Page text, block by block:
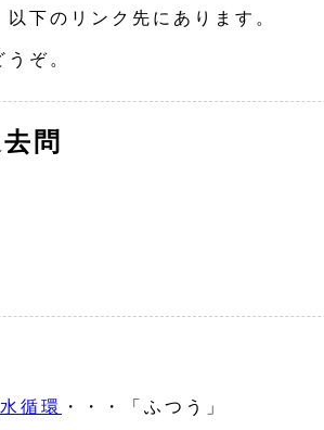
下のリンク先にあります。
ぞ。
問
循環 ・・・「ふつう」